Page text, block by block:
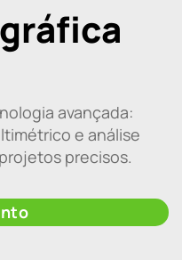
avançada:
e análise
precisos.